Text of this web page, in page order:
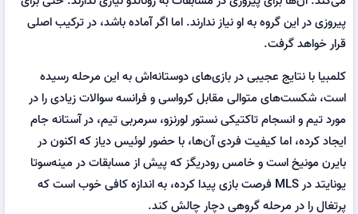
پیروزی در این گروه به او نیاز ندارند. اما اگر آماده باشد، در ترکیب اصلی
قرار خواهد گرفت.
کلمبیا با نتایج عجیبی در بازی‌های دوستانه‌اش به این مرحله رسیده
است، شکست‌های متوالی مقابل کرواسی و فرانسه سوالات زیادی را در
مورد تیم و انسجام تاکتیکی نستور لورنزو، سرمربی تیم، در آستانه جام
ایجاد کرده، اما کیفیت فردی آن‌ها، با حضور لوئیس دیاز که اکنون در
بایرن مونیخ است و خامس رودریگز که پیش از مسابقات در مینه‌سوتا
یونایتد در MLS فرصت بازی پیدا کرده، به اندازه کافی خوب است که
پرتغال را در مرحله گروهی دچار چالش کند.